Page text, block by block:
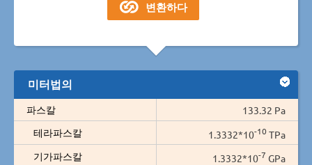
미터법의
파스칼
133.32 Pa
테라파스칼
1.3332*10-10 TPa
기가파스칼
1.3332*10-7 GPa